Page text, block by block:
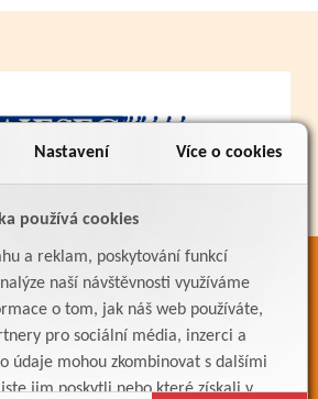
Nastavení Více o cookies
používá cookies
a reklam, poskytování funkcí
naší návštěvnosti využíváme
o tom, jak náš web používáte,
pro sociální média, inzerci a
údaje mohou zkombinovat s dalšími
jim poskytli nebo které získali v